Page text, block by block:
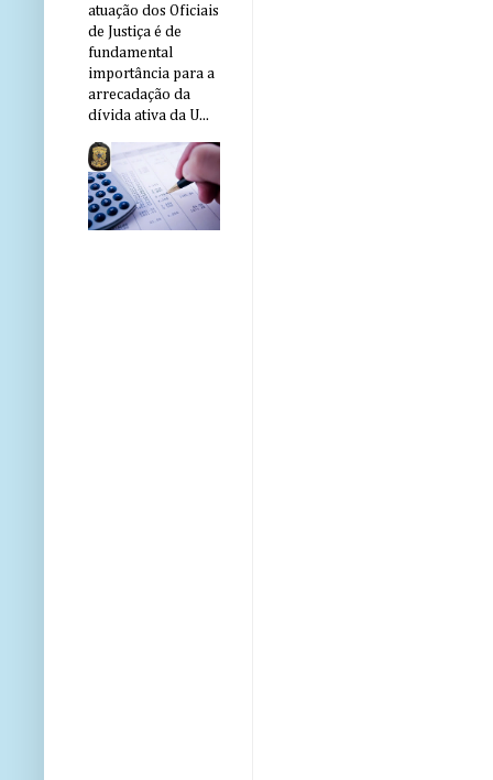
atuação dos Oficiais
de Justiça é de
fundamental
importância para a
arrecadação da
dívida ativa da U...